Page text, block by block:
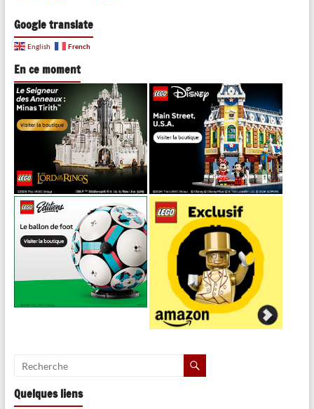
Google translate
English French
En ce moment
Quelques liens